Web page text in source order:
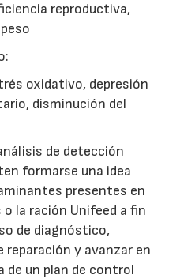
reproductiva,
oxidativo, depresión
disminución del
de detección
formarse una idea
presentes en
la ración Unifeed a fin
de diagnóstico,
reparación y avanzar en
de un plan de control